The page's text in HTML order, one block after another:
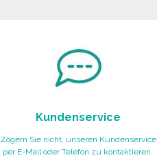
Kundenservice
Zögern Sie nicht, unseren Kundenservice
per E-Mail oder Telefon zu kontaktieren.